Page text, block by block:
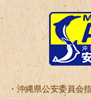
沖縄県公安委員会